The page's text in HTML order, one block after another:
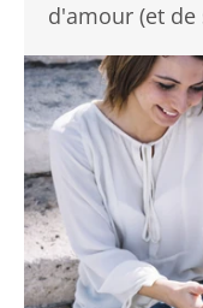
d'amour (et de